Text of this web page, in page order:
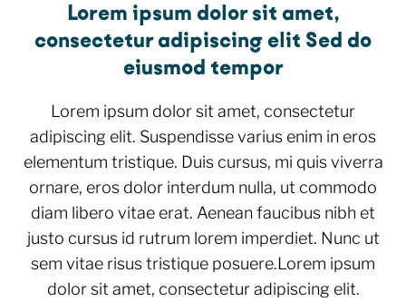
Lorem ipsum dolor sit amet,
consectetur adipiscing elit Sed do
eiusmod tempor
Lorem ipsum dolor sit amet, consectetur
adipiscing elit. Suspendisse varius enim in eros
elementum tristique. Duis cursus, mi quis viverra
ornare, eros dolor interdum nulla, ut commodo
diam libero vitae erat. Aenean faucibus nibh et
justo cursus id rutrum lorem imperdiet. Nunc ut
sem vitae risus tristique posuere.Lorem ipsum
dolor sit amet, consectetur adipiscing elit.